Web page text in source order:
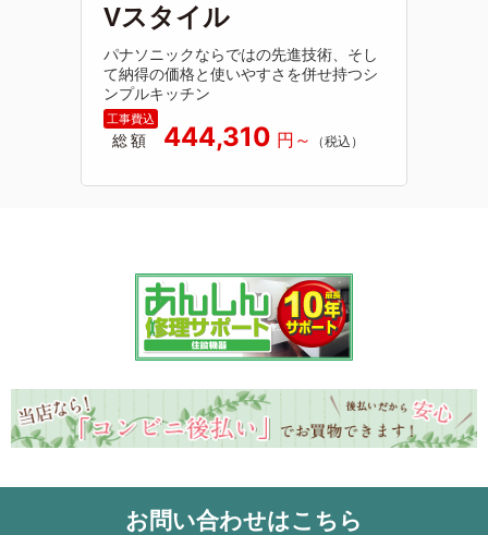
Vスタイル
パナソニックならではの先進技術、そし
て納得の価格と使いやすさを併せ持つシ
ンプルキッチン
総額 444,310
お問い合わせはこちら